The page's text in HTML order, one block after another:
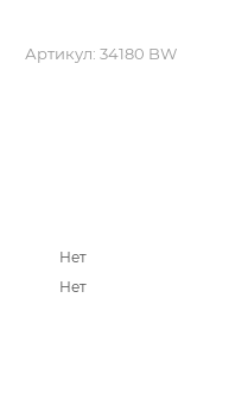
Артикул: 34180 BW
Нет
Нет